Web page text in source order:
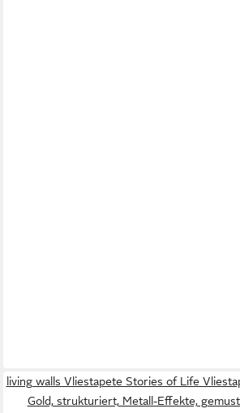
living walls Vliestapete Stories of Life
Gold, strukturiert, Metall-Effekte,